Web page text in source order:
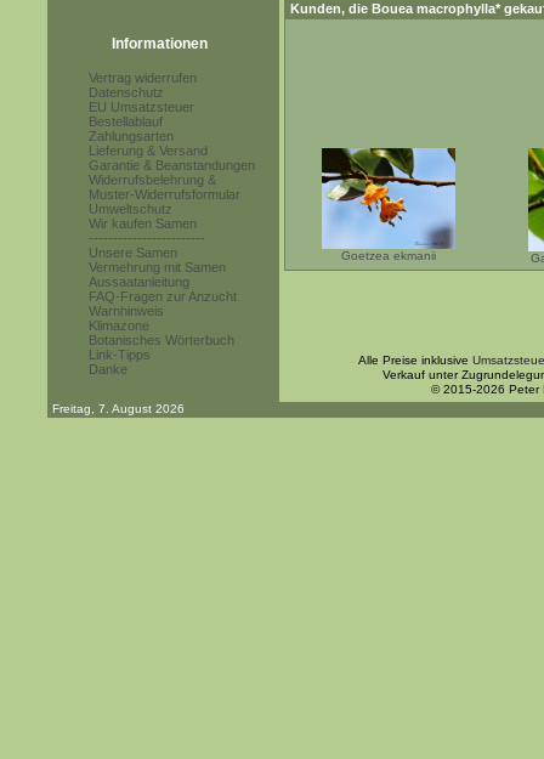
Informationen
Vertrag widerrufen
Datenschutz
EU Umsatzsteuer
Bestellablauf
Zahlungsarten
Lieferung & Versand
Garantie & Beanstandungen
Widerrufsbelehrung &
Muster-Widerrufsformular
Umweltschutz
Wir kaufen Samen
------------------------
Unsere Samen
Vermehrung mit Samen
Aussaatanleitung
FAQ-Fragen zur Anzucht
Warnhinweis
Klimazone
Botanisches Wörterbuch
Link-Tipps
Danke
Kunden, die Bouea macrophylla*
Goetzea ekmanii
Alle Preise inklusive
Verkauf unter
© 2015-2026 Peter
Freitag, 7. August 2026